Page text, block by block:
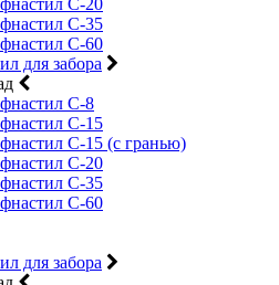
С-20
С-35
С-60
для забора
С-8
С-15
С-15 (с гранью)
С-20
С-35
С-60
для забора